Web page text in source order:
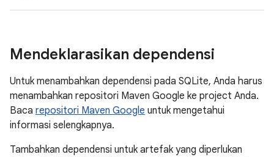
Mendeklarasikan dependensi
Untuk menambahkan dependensi pada SQLite, Anda harus
menambahkan repositori Maven Google ke project Anda.
Baca repositori Maven Google untuk mengetahui
informasi selengkapnya.
Tambahkan dependensi untuk artefak yang diperlukan